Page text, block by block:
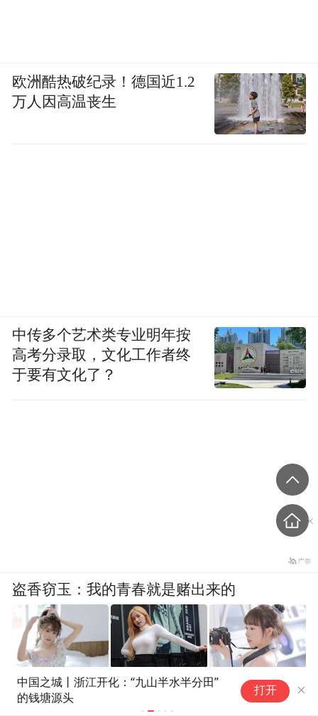
中国之城丨浙江开化：“九山半水半分田”
的钱塘源头
打开
欧洲酷热破纪录！德国近1.2
万人因高温丧生
中传多个艺术类专业明年按
高考分录取，文化工作者终
于要有文化了？
盗香窃玉：我的青春就是赌出来的
爽文